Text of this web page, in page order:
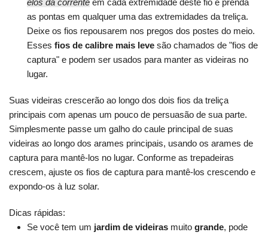
as pontas em qualquer uma das extremidades da treliça.
Deixe os fios repousarem nos pregos dos postes do meio.
Esses fios de calibre mais leve são chamados de "fios de
captura" e podem ser usados para manter as videiras no
lugar.
Suas videiras crescerão ao longo dos dois fios da treliça
principais com apenas um pouco de persuasão de sua parte.
Simplesmente passe um galho do caule principal de suas
videiras ao longo dos arames principais, usando os arames de
captura para mantê-los no lugar. Conforme as trepadeiras
crescem, ajuste os fios de captura para mantê-los crescendo e
expondo-os à luz solar.
Dicas rápidas:
Se você tem um jardim de videiras muito grande, pode